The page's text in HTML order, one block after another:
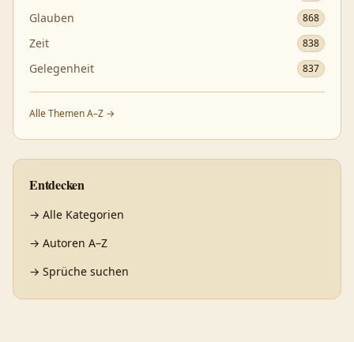
Glauben 868
Zeit 838
Gelegenheit 837
Alle Themen A–Z →
Entdecken
→ Alle Kategorien
→ Autoren A–Z
→ Sprüche suchen